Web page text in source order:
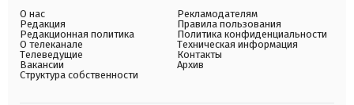
О нас
Редакция
Редакционная политика
О телеканале
Телеведущие
Вакансии
Структура собственности
Рекламодателям
Правила пользования
Политика конфиденциальности
Техническая информация
Контакты
Архив